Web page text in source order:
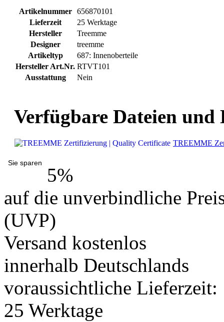
Artikelnummer
656870101
Lieferzeit
25 Werktage
Hersteller
Treemme
Designer
treemme
Artikeltyp
687: Innenoberteile
Hersteller Art.Nr. RTVT101
Ausstattung
Nein
Verfügbare Dateien
TREEMME
Sie sparen
5%
auf die unverbindliche
(UVP)
Versand kostenlos
innerhalb Deutschlands
voraussichtliche Lieferzeit:
25 Werktage